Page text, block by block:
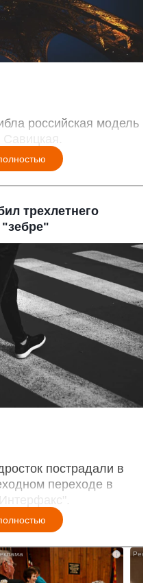
российская модель
трехлетнего
"зебре"
пострадали в
переходе в